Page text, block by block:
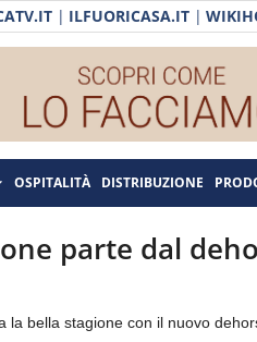
| ILFUORICASA.IT |
OSPITALITÀ DISTRIBUZIONE
parte dal
bella stagione con il nuovo